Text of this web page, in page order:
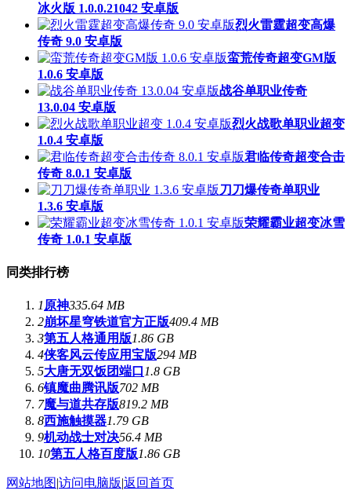
冰火版 1.0.0.21042 安卓版
烈火雷霆超变高爆
传奇 9.0 安卓版
蛮荒传奇超变GM版
1.0.6 安卓版
战谷单职业传奇
13.0.04 安卓版
烈火战歌单职业超变
1.0.4 安卓版
君临传奇超变合击
传奇 8.0.1 安卓版
刀刀爆传奇单职业
1.3.6 安卓版
荣耀霸业超变冰雪
传奇 1.0.1 安卓版
同类排行榜
1 原神335.64 MB
2崩坏星穹铁道官方正版409.4 MB
3第五人格通用版1.86 GB
4侠客风云传应用宝版294 MB
5大唐无双饭团端口 1.8 GB
6镇魔曲腾讯版702 MB
7魔与道共存版819.2 MB
8西施触摸器1.79 GB
9机动战士对决56.4 MB
10第五人格百度版1.86 GB
网站地图|访问电脑版|返回首页